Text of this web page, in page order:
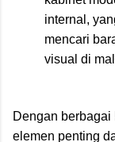
internal,
mencari
visual di
Dengan
elemen penting